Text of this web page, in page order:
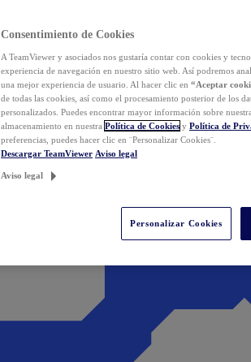
Consentimiento de Cookies
A TeamViewer y asociados nos gustaría contar con cookies y
experiencia de navegación en nuestro sitio web. Así podremos
una mejor experiencia de usuario. Al hacer clic en “Aceptar
de todas las cookies, así como el procesamiento posterior de los
personalizados. Puedes encontrar mayor información sobre
almacenamiento en nuestra Política de Cookies y Política de
preferencias, puedes hacer clic en ¨Personalizar Cookies¨.
Descargar TeamViewer Aviso legal
Aviso legal
Personalizar Cookies